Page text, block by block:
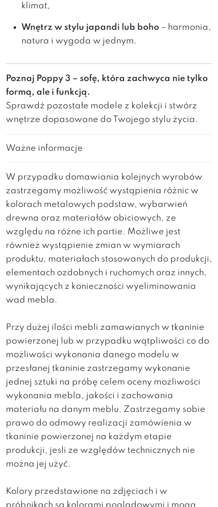
klimat,
Wnętrz w stylu japandi lub boho – harmonia,
natura i wygoda w jednym.
Poznaj Poppy 3 – sofę, która zachwyca nie tylko
formą, ale i funkcją.
Sprawdź pozostałe modele z kolekcji i stwórz
wnętrze dopasowane do Twojego stylu życia.
Ważne informacje
W przypadku domawiania kolejnych wyrobów
zastrzegamy możliwość wystąpienia różnic w
kolorach metalowych podstaw, wybarwień
drewna oraz materiałów obiciowych, ze
względu na różne ich partie. Możliwe jest
również wystąpienie zmian w wymiarach
produktu, materiałach stosowanych do produkcji,
elementach ozdobnych i ruchomych oraz innych,
wynikających z konieczności wyeliminowania
wad mebla.
Przy dużej ilości mebli zamawianych w tkaninie
powierzonej lub w przypadku wątpliwości co do
możliwości wykonania danego modelu w
przesłanej tkaninie zastrzegamy wykonanie
jednej sztuki na próbę celem oceny możliwości
wykonania mebla, jakości i zachowania
materiału na danym meblu. Zastrzegamy sobie
prawo do odmowy realizacji zamówienia w
tkaninie powierzonej na każdym etapie
produkcji, jesli ze względów technicznych nie
można jej użyć.
Kolory przedstawione na zdjęciach i w
próbnikach są kolorami poglądowymi i mogą